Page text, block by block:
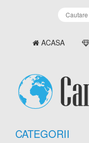
ACASA
CATEGORII